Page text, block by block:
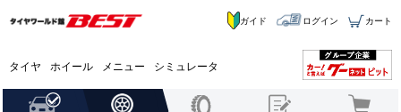
タイヤ ホイール メニュー シミュレータ
ガイド ログイン カート